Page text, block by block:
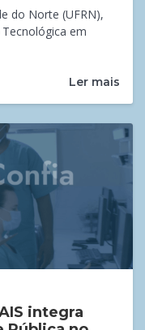
do Norte (UFRN),
em
Ler mais
integra